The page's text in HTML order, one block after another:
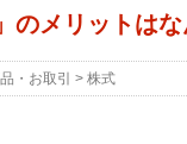
のメリットはな
・お取引 > 株式